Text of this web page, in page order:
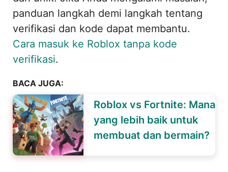
panduan langkah demi langkah tentang
verifikasi dan kode dapat membantu.
Cara masuk ke Roblox tanpa kode
verifikasi.
BACA JUGA:
Roblox vs Fortnite: Mana
yang lebih baik untuk
membuat dan bermain?